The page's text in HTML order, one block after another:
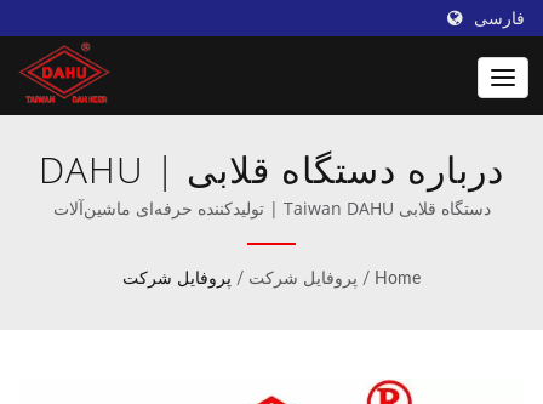
فارسی
درباره دستگاه قلابی DAHU |
Taiwan DAHU: برتری در تولید
ماشین بافندگی
دستگاه قلابی Taiwan DAHU | تولیدکننده حرفه‌ای ماشین‌آلات
قلاب‌بافی و بافتنی.
Home
/ پروفایل شرکت / پروفایل شرکت